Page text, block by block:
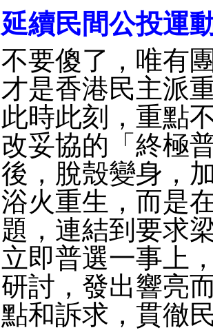
延續民間公投運
不要傻了，唯有
才是香港民主派
此時此刻，重點
改妥協的「終極
後，脫殼變身，
浴火重生，而是
題，連結到要求
立即普選一事上
研討，發出響亮
點和訴求，貫徹